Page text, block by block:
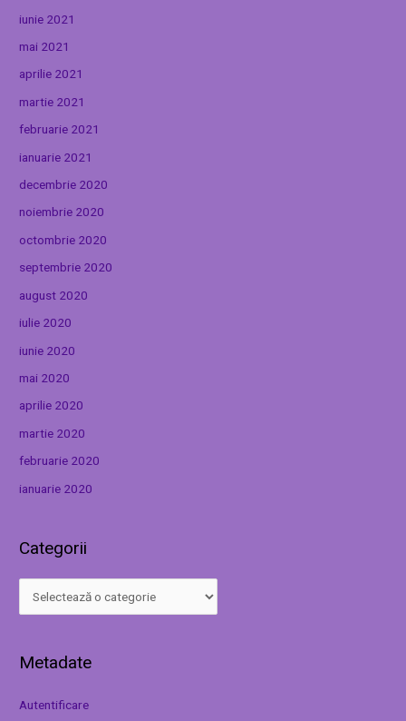
iunie 2021
mai 2021
aprilie 2021
martie 2021
februarie 2021
ianuarie 2021
decembrie 2020
noiembrie 2020
octombrie 2020
septembrie 2020
august 2020
iulie 2020
iunie 2020
mai 2020
aprilie 2020
martie 2020
februarie 2020
ianuarie 2020
Categorii
Metadate
Autentificare